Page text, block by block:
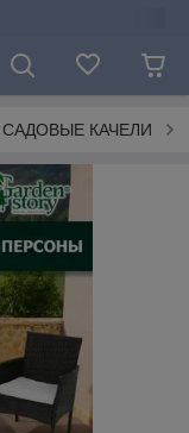
САДОВЫЕ КАЧЕЛИ